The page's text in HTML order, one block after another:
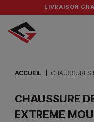
LIVRAISON
ACCUEIL CHAUSSURES
CHAUSSURE
EXTREME